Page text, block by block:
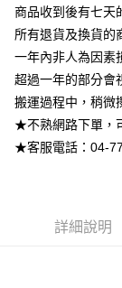
台灣樂天信用卡
【大哥付你分期使用
1.本服務由台灣大哥
2.付款方式選擇「大
流程，驗證手機門
成交易。
3.實際核准額度、可
4.訂單成立30分鐘內
醒簡訊。
AFTEE先享後付
相關說明
【關於「AFTEE先
AFTEE先享後付是
便利好安心！
１．簡單：不需註
１．於結帳方式選
３．收到繳費通知
ATM付款
運送方式
商品收到後有七天
所有退貨及換貨的
一年內非人為因素
超過一年的部分會
搬運過程中，稍微
★不熟網路下單，
★客服電話：04-
詳細說明